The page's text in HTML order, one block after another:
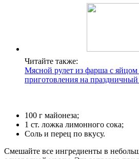
Читайте также:
Мясной рулет из фарша с яйцом
приготовления на праздничный
100 г майонеза;
1 ст. ложка лимонного сока;
Соль и перец по вкусу.
Смешайте все ингредиенты в